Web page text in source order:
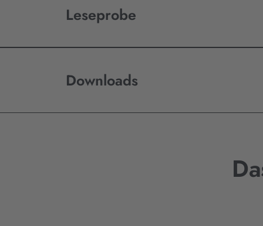
Leseprobe
Downloads